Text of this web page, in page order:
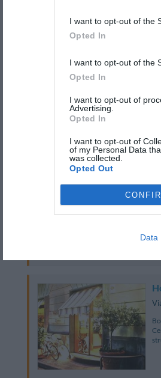
I want to opt-out of the
Opted In
I want to opt-out of the
Opted In
I want to opt-out of
Advertising.
Opted In
I want to opt-out of
of my Personal Data
was collected.
Opted Out
Data